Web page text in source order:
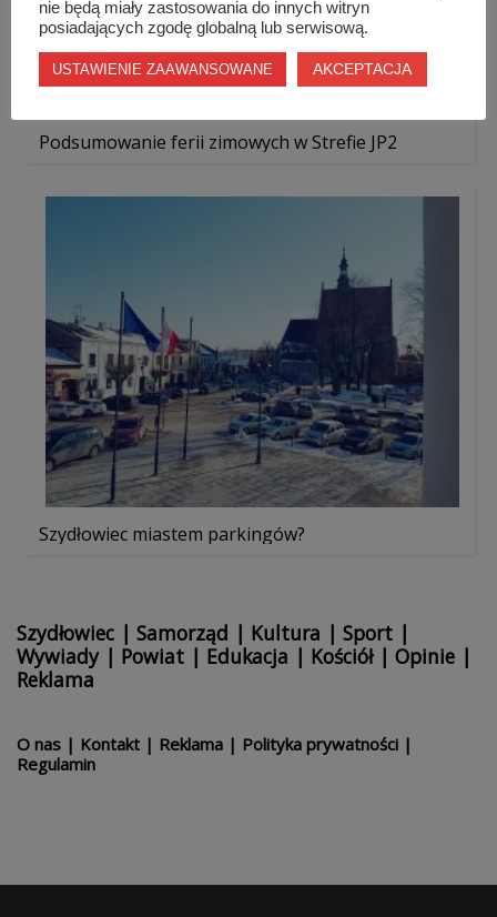
Podsumowanie ferii zimowych w Strefie JP2
Szydłowiec miastem parkingów?
Szydłowiec | Samorząd | Kultura | Sport |
Wywiady| Powiat | Edukacja | Kościół| Opinie |
Reklama
O nas | Kontakt | Reklama | Polityka prywatności |
Regulamin
nie będą miały zastosowania do innych witryn
posiadających zgodę globalną lub serwisową.
USTAWIENIE ZAAWANSOWANE AKCEPTACJA